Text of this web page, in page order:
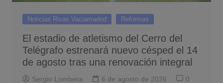
Noticias Rivas Vaciamadrid Reformas
El estadio de atletismo del Cerro del
Telégrafo estrenará nuevo césped el 14
de agosto tras una renovación integral
Sergio Lombera 6 de agosto de 2026 0